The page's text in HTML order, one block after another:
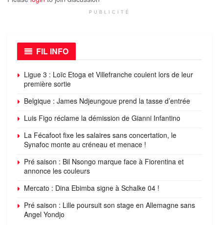
PUBLICITÉ
FIL INFO
Ligue 3 : Loïc Etoga et Villefranche coulent lors de leur
première sortie
Belgique : James Ndjeungoue prend la tasse d’entrée
Luis Figo réclame la démission de Gianni Infantino
La Fécafoot fixe les salaires sans concertation, le
Synafoc monte au créneau et menace !
Pré saison : Bil Nsongo marque face à Fiorentina et
annonce les couleurs
Mercato : Dina Ebimba signe à Schalke 04 !
Pré saison : Lille poursuit son stage en Allemagne sans
Angel Yondjo